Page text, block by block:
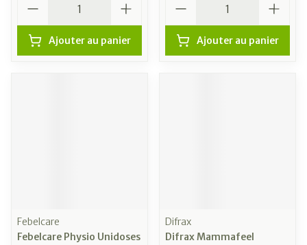
Ajouter au panier Ajouter au panier
Febelcare
Febelcare Physio Unidoses
Difrax
Difrax Mammafeel